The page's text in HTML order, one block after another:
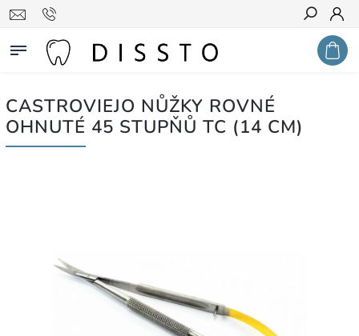
Hledat
CASTROVIEJO NŮŽKY ROVNÉ
OHNUTÉ 45 STUPŇŮ TC (14 CM)